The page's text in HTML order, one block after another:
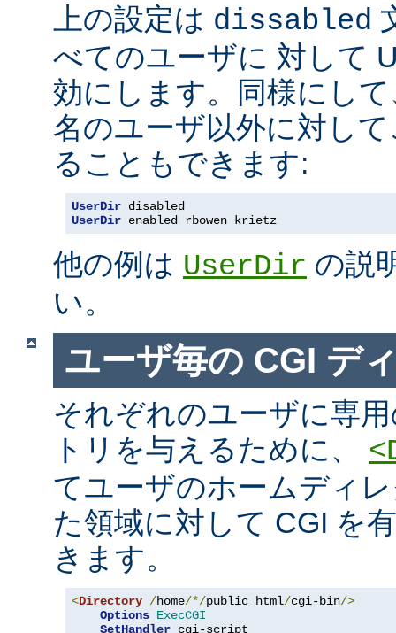
上の設定は dissabled
べてのユーザに 対して
効にします。同様にし
名のユーザ以外に対し
ることもできます:
UserDir disabled
UserDir enabled rbowen krietz
他の例は UserDir の説
い。
ユーザ毎の CGI デ
それぞれのユーザに専
トリを与えるために、
てユーザのホームディ
た領域に対して CGI を
きます。
<Directory /home/*/public_html/cgi-bin/>
Options ExecCGI
SetHandler